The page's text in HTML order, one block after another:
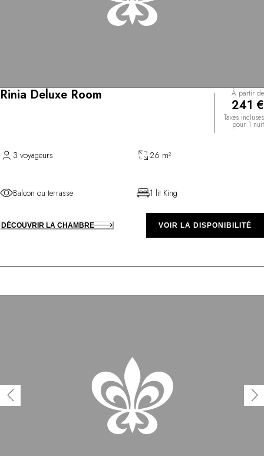
Rinia Deluxe Room À partir de
241 €
Taxes incluses
pour 1 nuit
3 voyageurs 26 m²
Balcon ou terrasse 1 lit King
DÉCOUVRIR LA CHAMBRE VOIR LA DISPONIBILITÉ